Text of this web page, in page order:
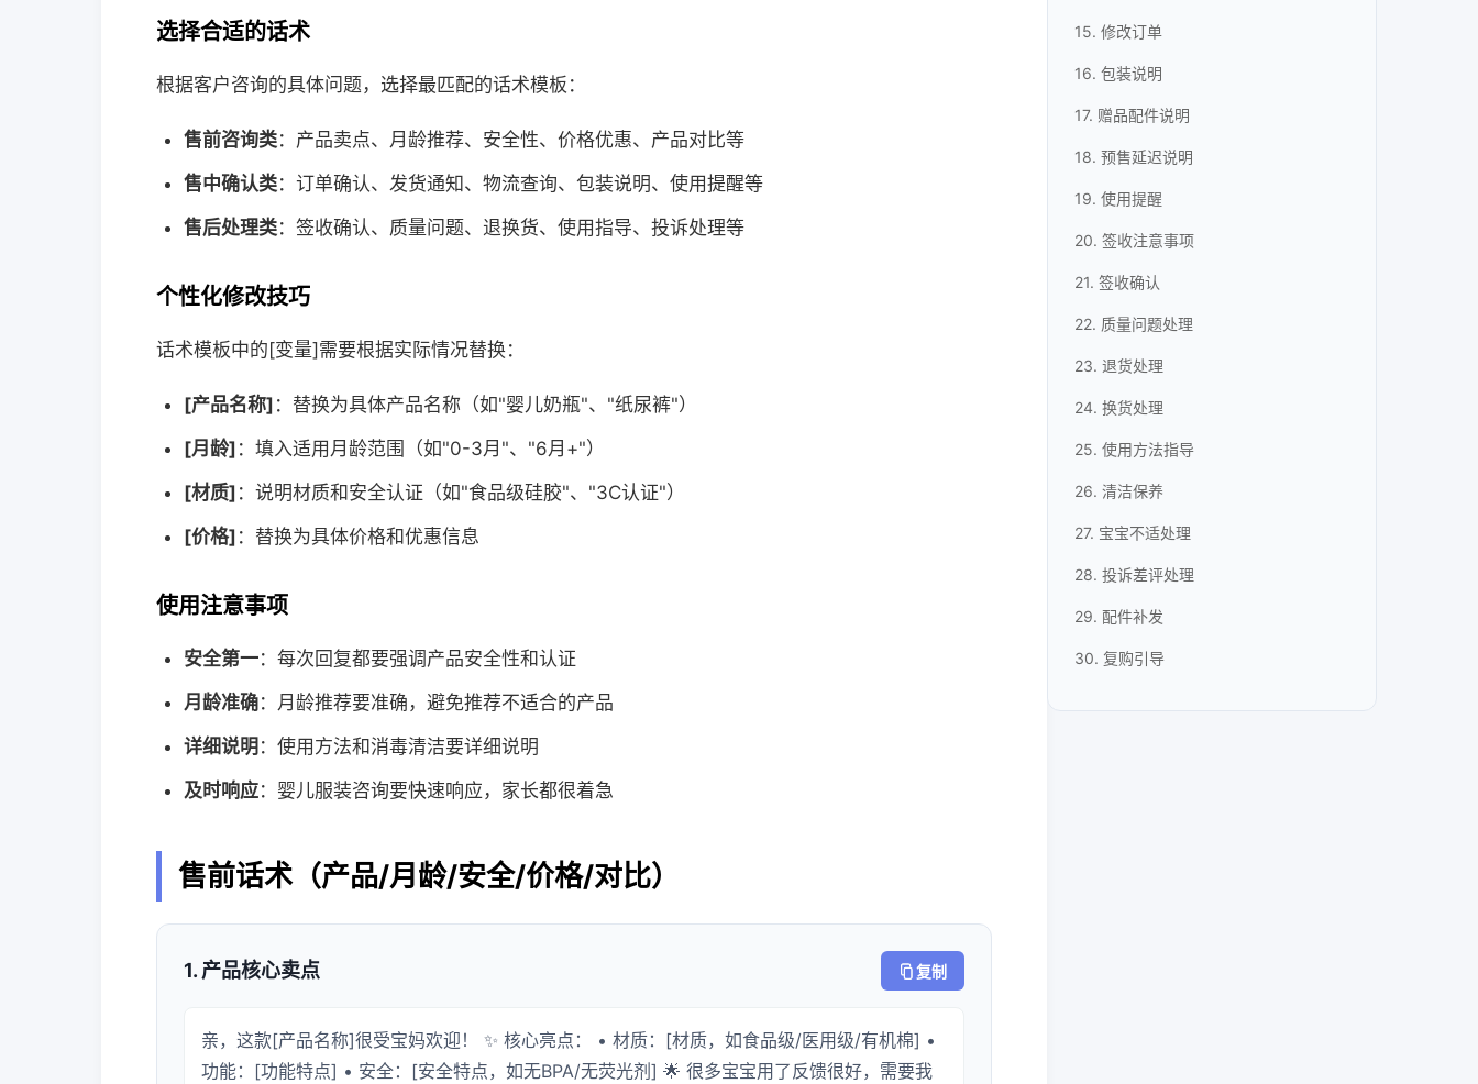
选择合适的话术
根据客户咨询的具体问题，选择最匹配的话术模板：
售前咨询类：产品卖点、月龄推荐、安全性、价格优惠、产品对比等
售中确认类：订单确认、发货通知、物流查询、包装说明、使用提醒等
售后处理类：签收确认、质量问题、退换货、使用指导、投诉处理等
个性化修改技巧
话术模板中的[变量]需要根据实际情况替换：
[产品名称] ：替换为具体产品名称（如"婴儿奶瓶"、"纸尿裤"）
[月龄] ：填入适用月龄范围（如"0-3月"、"6月+"）
[材质] ：说明材质和安全认证（如"食品级硅胶"、"3C认证"）
[价格] ：替换为具体价格和优惠信息
使用注意事项
安全第一：每次回复都要强调产品安全性和认证
月龄准确：月龄推荐要准确，避免推荐不适合的产品
详细说明 ：使用方法和消毒清洁要详细说明
及时响应：婴儿服装咨询要快速响应，家长都很着急
售前话术（产品/月龄/安全/价格/对比）
1. 产品核心卖点 复制
亲，这款[产品名称]很受宝妈欢迎！ ✨ 核心亮点： • 材质：[材质，如食品级/医用级/有机棉] •
功能：[功能特点] • 安全：[安全特点，如无BPA/无荧光剂] 🌟 很多宝宝用了反馈很好，需要我
15. 修改订单
16. 包装说明
17. 赠品配件说明
18. 预售延迟说明
19. 使用提醒
20. 签收注意事项
21. 签收确认
22. 质量问题处理
23. 退货处理
24. 换货处理
25. 使用方法指导
26. 清洁保养
27. 宝宝不适处理
28. 投诉差评处理
29. 配件补发
30. 复购引导